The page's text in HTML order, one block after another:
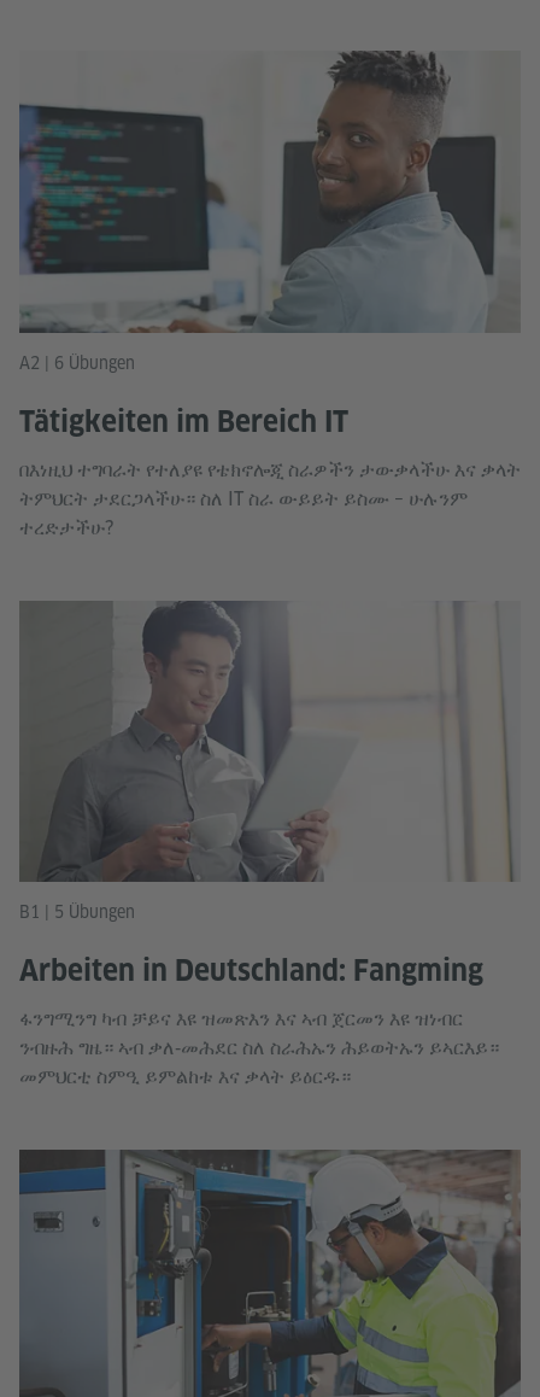
A2 | 6 Übungen
Tätigkeiten im Bereich IT
በእነዚህ ተግባራት የተለያዩ የቴክኖሎጂ ስራዎችን ታውቃላችሁ እና ቃላት
ትምህርት ታደርጋላችሁ። ስለ IT ስራ ውይይት ይስሙ – ሁሉንም
ተረድታችሁ?
B1 | 5 Übungen
Arbeiten in Deutschland: Fangming
ፋንግሚንግ ካብ ቻይና እዩ ዝመጽእን እና ኣብ ጀርመን እዩ ዝነብር
ንብዙሕ ግዜ። ኣብ ቃለ‑መሕደር ስለ ስራሕኡን ሕይወትኡን ይኣርእይ።
መምህርቲ ስምዒ ይምልከቱ እና ቃላት ይዕርዱ።